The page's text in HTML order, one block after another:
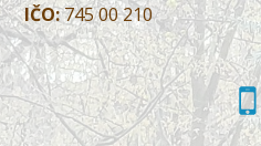
IČO:745 00 210